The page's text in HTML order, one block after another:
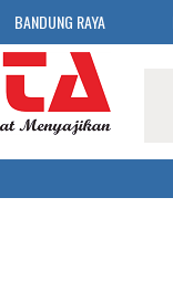
BANDUNG RAYA